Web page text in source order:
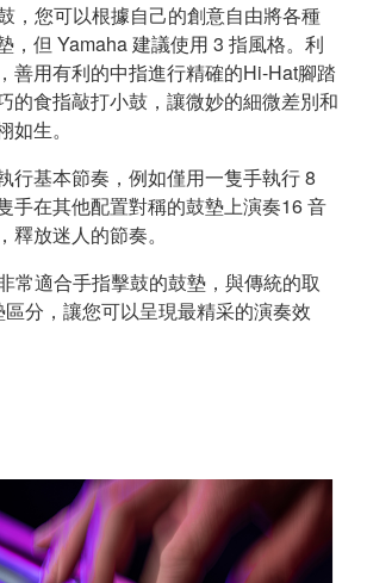
，您可以根據自己的創意自由將各種
，但 Yamaha 建議使用 3 指風格。利
善用有利的中指進行精確的Hi-Hat腳踏
的食指敲打小鼓，讓微妙的細微差別和
生。
行基本節奏，例如僅用一隻手執行 8
手在其他配置對稱的鼓墊上演奏16 音
放迷人的節奏。
常適合手指擊鼓的鼓墊，與傳統的取
分，讓您可以呈現最精采的演奏效